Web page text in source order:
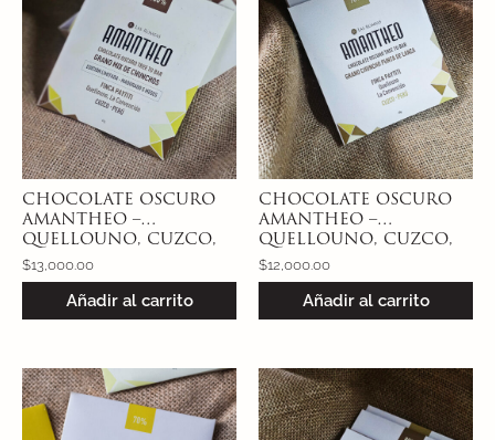
CHOCOLATE OSCURO
AMANTHEO –
QUELLOUNO, CUZCO,
PERÚ 100% – MIX
CHUNCHOS
$13,000.00
Añadir al carrito
CHOCOLATE OSCURO
AMANTHEO –
QUELLOUNO, CUZCO,
PERÚ 70% – CACAO
PUNTA DE LANZA
$12,000.00
Añadir al carrito